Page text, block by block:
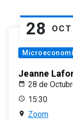
28 OCT
Jeanne
28 de
15:30
Zoom